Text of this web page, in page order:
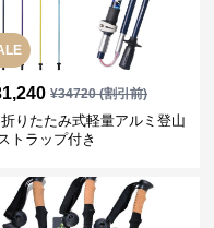
¥34720(割引前)
りたたみ式軽量アルミ登山
トラップ付き